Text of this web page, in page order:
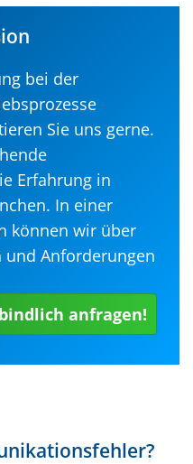
bei der
Sie uns gerne.
Erfahrung in
In einer
können wir über
Anforderungen
anfragen!